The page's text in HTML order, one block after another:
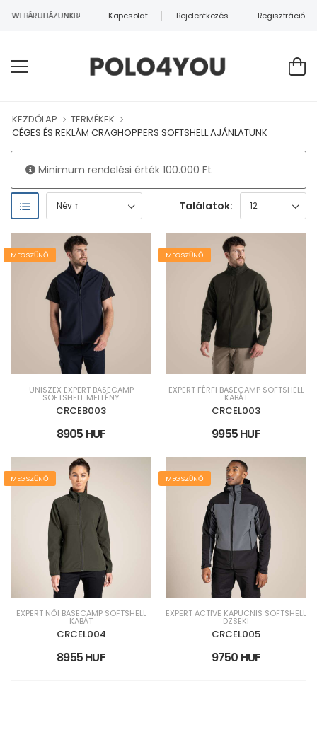
WEBÁRUHÁZUNKBAN! Kapcsolat Bejelentkezés Regisztráció
KEZDŐLAP
TERMÉKEK
CÉGES ÉS REKLÁM CRAGHOPPERS SOFTSHELL AJÁNLATUNK
Minimum rendelési érték 100.000 Ft.
Találatok:
MEGSZŰNŐ
UNISZEX EXPERT BASECAMP
SOFTSHELL MELLÉNY
CRCEB003
8905 HUF
MEGSZŰNŐ
EXPERT FÉRFI BASECAMP SOFTSHELL
KABÁT
CRCEL003
9955 HUF
MEGSZŰNŐ
EXPERT NŐI BASECAMP SOFTSHELL
KABÁT
CRCEL004
8955 HUF
MEGSZŰNŐ
EXPERT ACTIVE KAPUCNIS SOFTSHELL
DZSEKI
CRCEL005
9750 HUF